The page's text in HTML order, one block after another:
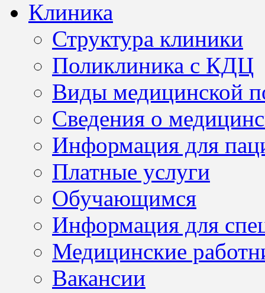
Клиника
Структура клиники
Поликлиника с КДЦ
Виды медицинской
Сведения о
Информация для
Платные услуги
Обучающимся
Информация для
Медицинские
Вакансии